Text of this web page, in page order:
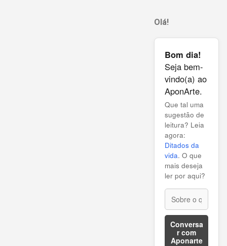
Olá!
Bom dia!
Seja bem-
vindo(a) ao
AponArte.
Que tal uma
sugestão de
leitura? Leia
agora:
Ditados da
vida. O que
mais deseja
ler por aqui?
Conversa
r com
Aponarte